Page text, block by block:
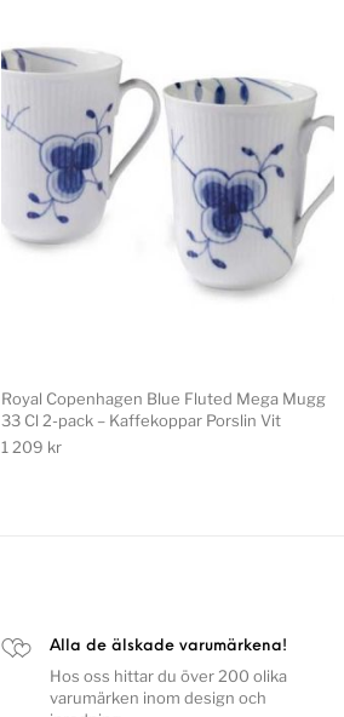
Royal Copenhagen Blue Fluted Mega Mugg
33 Cl 2-pack – Kaffekoppar Porslin Vit
1 209 kr
Alla de älskade varumärkena!
Hos oss hittar du över 200 olika
varumärken inom design och